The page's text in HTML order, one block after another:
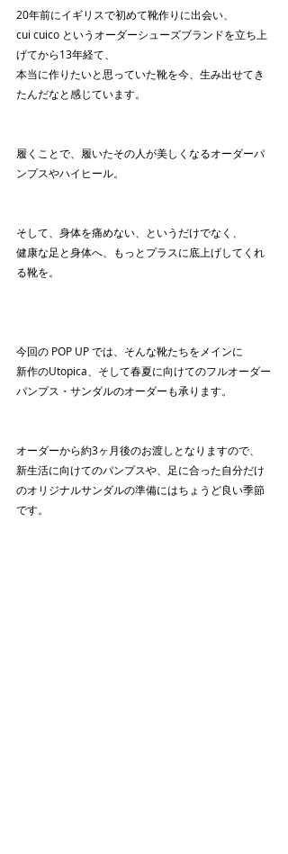
20年前にイギリスで初めて靴作りに出会い、
cui cuico というオーダーシューズブランドを立ち上
げてから13年経て、
本当に作りたいと思っていた靴を今、生み出せてき
たんだなと感じています。
履くことで、履いたその人が美しくなるオーダーパ
ンプスやハイヒール。
そして、身体を痛めない、というだけでなく、
健康な足と身体へ、もっとプラスに底上げしてくれ
る靴を。
今回の POP UP では、そんな靴たちをメインに
新作のUtopica、そして春夏に向けてのフルオーダー
パンプス・サンダルのオーダーも承ります。
オーダーから約3ヶ月後のお渡しとなりますので、
新生活に向けてのパンプスや、足に合った自分だけ
のオリジナルサンダルの準備にはちょうど良い季節
です。